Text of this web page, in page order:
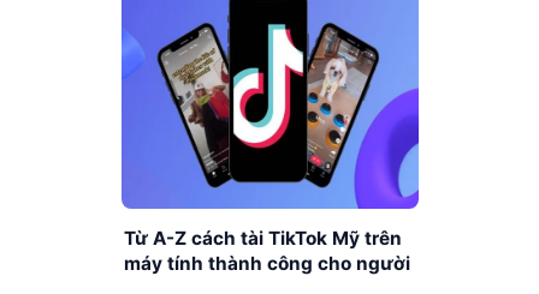
Từ A-Z cách tài TikTok Mỹ trên
máy tính thành công cho người